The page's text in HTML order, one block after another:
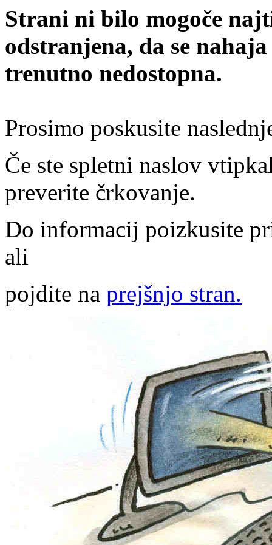
Strani ni bilo mogoče
odstranjena, da se
trenutno nedostopna.
Prosimo poskusite
Če ste spletni naslov
preverite črkovanje.
Do informacij poizkusite
ali
pojdite na prejšnjo stran.